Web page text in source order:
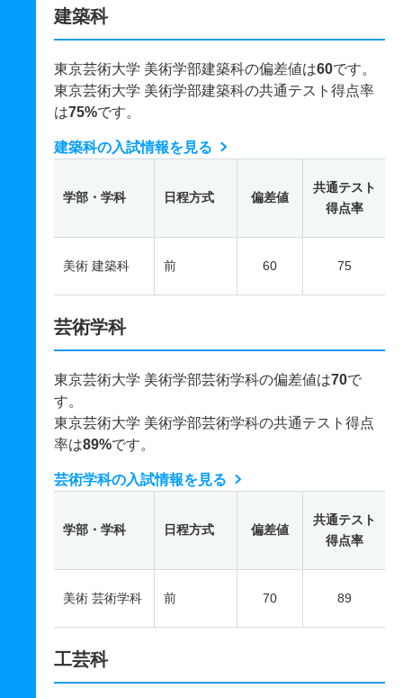
建築科
東京芸術大学 美術学部建築科の偏差値は60です。
東京芸術大学 美術学部建築科の共通テスト得点率
は75%です。
建築科の入試情報を見る
学部・学科 日程方式 偏差値
共通テスト
得点率
美術 建築科 前 60 75
芸術学科
東京芸術大学 美術学部芸術学科の偏差値は70で
す。
東京芸術大学 美術学部芸術学科の共通テスト得点
率は89%です。
芸術学科の入試情報を見る
学部・学科 日程方式 偏差値
共通テスト
得点率
美術 芸術学科 前 70 89
工芸科